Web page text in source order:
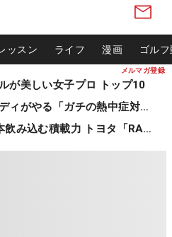
メルマガ登録
ッスン ライフ 漫画 ゴル
が美しい女子プロ トップ10
女子プロやキャディがやる「ガチの熱中症対策」
ゴルフバッグ4本飲み込む積載力 トヨタ「RAV4」